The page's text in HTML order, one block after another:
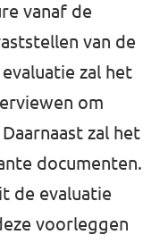
vanaf de
van de
zal het
om
zal het
documenten.
de evaluatie
voorleggen